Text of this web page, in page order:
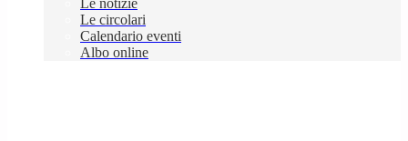
Le notizie
Le circolari
Calendario eventi
Albo online